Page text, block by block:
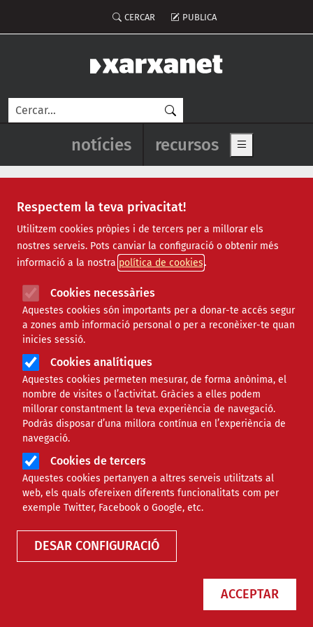
Respectem la teva privacitat!
Utilitzem cookies pròpies i de tercers per a millorar els
nostres serveis. Pots canviar la configuració o obtenir més
informació a la nostra política de cookies
Cookies necessàries
Aquestes cookies són importants per a donar-te accés segur
a zones amb informació personal o per a reconèixer-te quan
inicies sessió.
Cookies analítiques
Aquestes cookies permeten mesurar, de forma anònima, el
nombre de visites o l’activitat. Gràcies a elles podem
millorar constantment la teva experiència de navegació.
Podràs disposar d’una millora contínua en l’experiència de
navegació.
Cookies de tercers
Aquestes cookies pertanyen a altres serveis utilitzats al
web, els quals ofereixen diferents funcionalitats com per
exemple Twitter, Facebook o Google, etc.
DESAR CONFIGURACIÓ
ACCEPTAR
Menú del compte d'usuari
CERCAR PUBLICA
Cerca
Navegació principal de
notícies recursos Show main
Oikocredit
Invertir els estalvis en microcrèdits
per petits emprenedors/es i no en
borsa